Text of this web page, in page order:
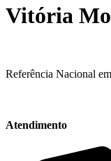
Vitória
Referência Nacional
Atendimento